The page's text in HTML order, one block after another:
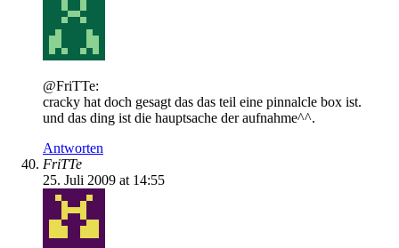
@FriTTe:
cracky hat doch gesagt das das teil eine pinnalcle box ist.
und das ding ist die hauptsache der aufnahme^^.
Antworten
FriTTe
25. Juli 2009 at 14:55